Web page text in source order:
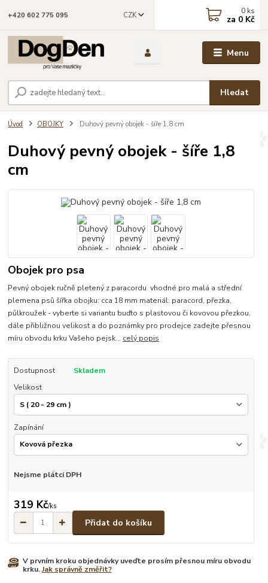
Menu
CZK
Hledat
+420 602 775 095 0 ks
za 0 Kč
Úvod OBOJKY Duhový pevný obojek - šíře 1,8 cm
Duhový pevný obojek - šíře 1,8
cm
Obojek pro psa
Pevný obojek ručně pletený z paracordu vhodné pro malá a střední
plemena psů šířka obojku: cca 18 mm materiál: paracord, přezka,
půlkroužek - vyberte si variantu buďto s plastovou či kovovou přezkou,
dále přibližnou velikost a do poznámky pro prodejce zadejte přesnou
míru obvodu krku Vašeho pejsk... celý popis
Dostupnost
Skladem
Velikost
Zapínání
Nejsme plátci DPH
319 Kč/ks
Přidat do košíku
V prvním kroku objednávky uveďte prosím přesnou míru obvodu
krku.Jak správně změřit?